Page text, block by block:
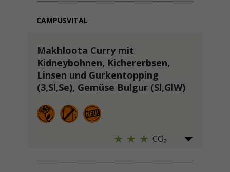
CAMPUSVITAL
Makhloota Curry mit
Kidneybohnen, Kichererbsen,
Linsen und Gurkentopping
(3,Sl,Se), Gemüse Bulgur (Sl,GlW)
CO₂